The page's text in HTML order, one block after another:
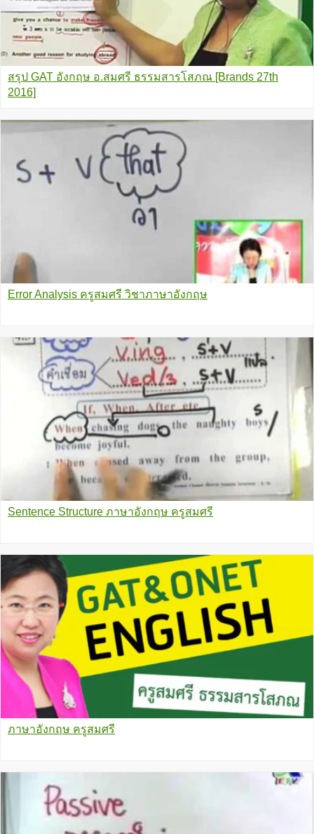
สรุป GAT อังกฤษ อ.สมศรี ธรรมสารโสภณ [Brands 27th
2016]
Error Analysis ครูสมศรี วิชาภาษาอังกฤษ
Sentence Structure ภาษาอังกฤษ ครูสมศรี
ภาษาอังกฤษ ครูสมศรี